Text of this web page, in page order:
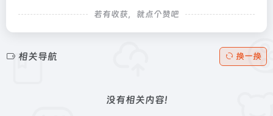
若有收获，就点个赞吧
相关导航 换一换
没有相关内容!